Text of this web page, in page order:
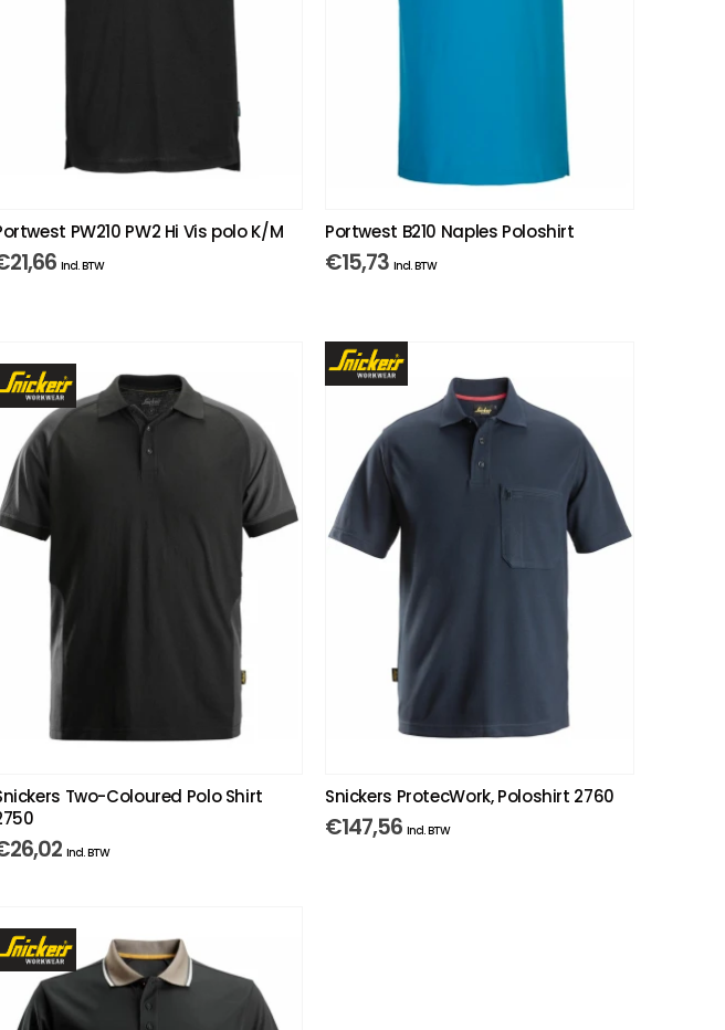
PW210 PW2 Hi Vis polo K/M
21,66 Incl. BTW
Portwest B210 Naples Poloshirt
€15,73 Incl. BTW
Two-Coloured Polo Shirt
26,02 Incl. BTW
Snickers ProtecWork, Poloshirt 2760
€147,56 Incl. BTW